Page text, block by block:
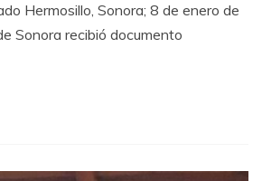
Hermosillo, Sonora; 8 de enero de
Sonora recibió documento